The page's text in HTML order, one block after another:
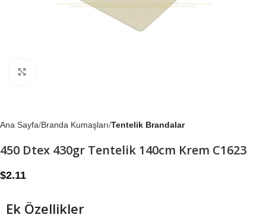
Ana Sayfa Branda Kumaşları Tentelik Brandalar
450 Dtex 430gr Tentelik 140cm Krem C1623
$2.11
Ek Özellikler